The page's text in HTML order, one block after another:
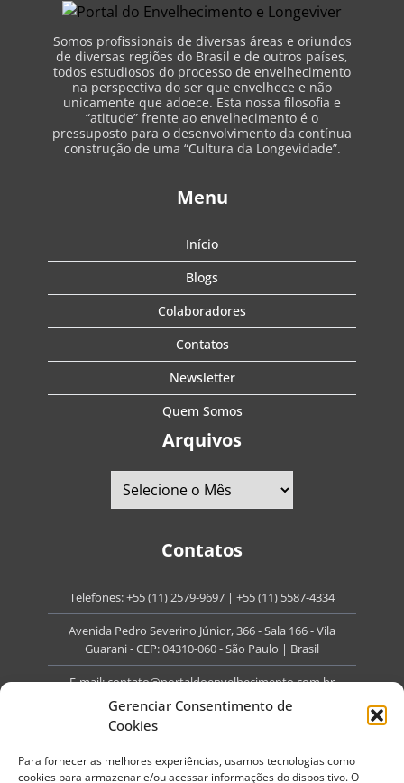
Gerenciar Consentimento de
Cookies
Para fornecer as melhores experiências, usamos tecnologias como
cookies para armazenar e/ou acessar informações do dispositivo. O
Somos profissionais de diversas áreas e oriundos
de diversas regiões do Brasil e de outros países,
todos estudiosos do processo de envelhecimento
na perspectiva do ser que envelhece e não
unicamente que adoece. Esta nossa filosofia e
“atitude” frente ao envelhecimento é o
pressuposto para o desenvolvimento da contínua
construção de uma “Cultura da Longevidade”.
Menu
Início
Blogs
Colaboradores
Contatos
Newsletter
Quem Somos
Arquivos
Contatos
Telefones:+55 (11) 2579-9697 | +55 (11) 5587-4334
Avenida Pedro Severino Júnior, 366 - Sala 166 - Vila
Guarani - CEP: 04310-060 - São Paulo | Brasil
E-mail:contato@portaldoenvelhecimento.com.br
Website:portaldoenvelhecimento.com.br